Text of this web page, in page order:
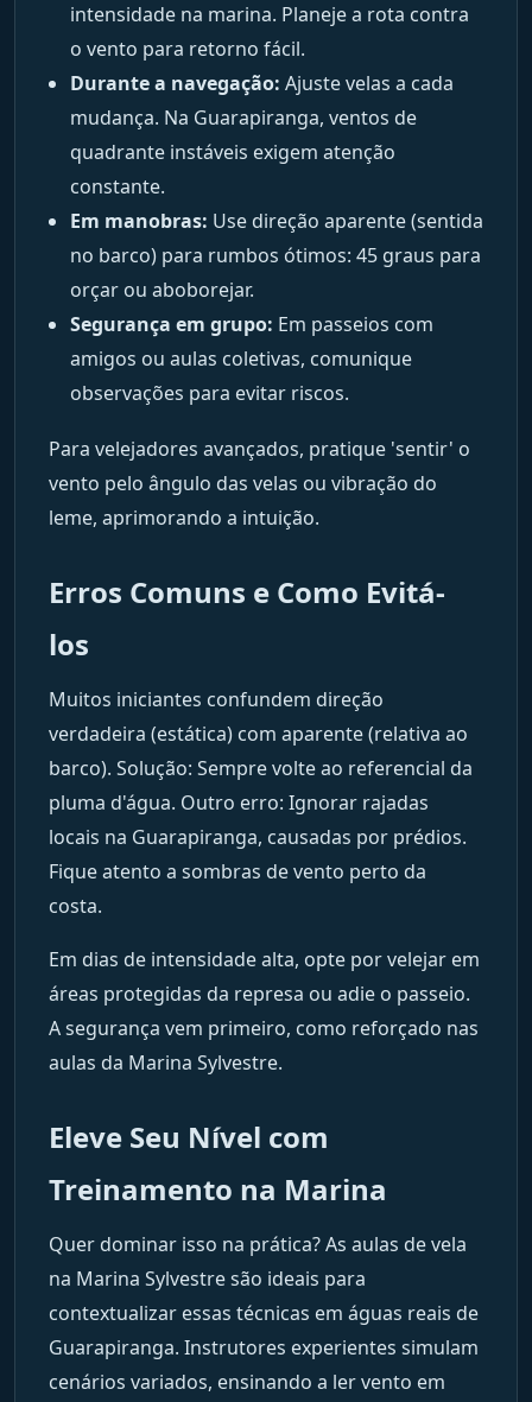
intensidade na marina. Planeje a rota contra
o vento para retorno fácil.
Durante a navegação: Ajuste velas a cada
mudança. Na Guarapiranga, ventos de
quadrante instáveis exigem atenção
constante.
Em manobras: Use direção aparente (sentida
no barco) para rumbos ótimos: 45 graus para
orçar ou aboborejar.
Segurança em grupo: Em passeios com
amigos ou aulas coletivas, comunique
observações para evitar riscos.
Para velejadores avançados, pratique 'sentir' o
vento pelo ângulo das velas ou vibração do
leme, aprimorando a intuição.
Erros Comuns e Como Evitá-
los
Muitos iniciantes confundem direção
verdadeira (estática) com aparente (relativa ao
barco). Solução: Sempre volte ao referencial da
pluma d'água. Outro erro: Ignorar rajadas
locais na Guarapiranga, causadas por prédios.
Fique atento a sombras de vento perto da
costa.
Em dias de intensidade alta, opte por velejar em
áreas protegidas da represa ou adie o passeio.
A segurança vem primeiro, como reforçado nas
aulas da Marina Sylvestre.
Eleve Seu Nível com
Treinamento na Marina
Quer dominar isso na prática? As aulas de vela
na Marina Sylvestre são ideais para
contextualizar essas técnicas em águas reais de
Guarapiranga. Instrutores experientes simulam
cenários variados, ensinando a ler vento em